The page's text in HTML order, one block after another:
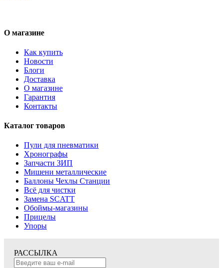
О магазине
Как купить
Новости
Блоги
Доставка
О магазине
Гарантия
Контакты
Каталог товаров
Пули для пневматики
Хронографы
Запчасти ЗИП
Мишени металлические
Баллоны Чехлы Станции
Всё для чистки
Замена SCATT
Обоймы-магазины
Прицелы
Упоры
РАССЫЛКА